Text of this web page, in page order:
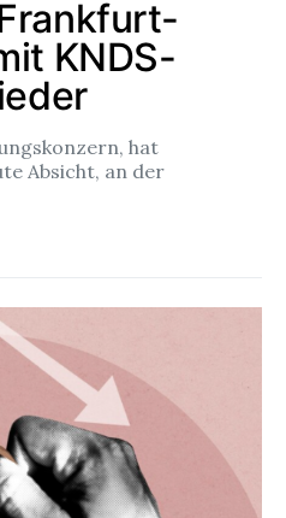
KNDS-
hat
Absicht, an der